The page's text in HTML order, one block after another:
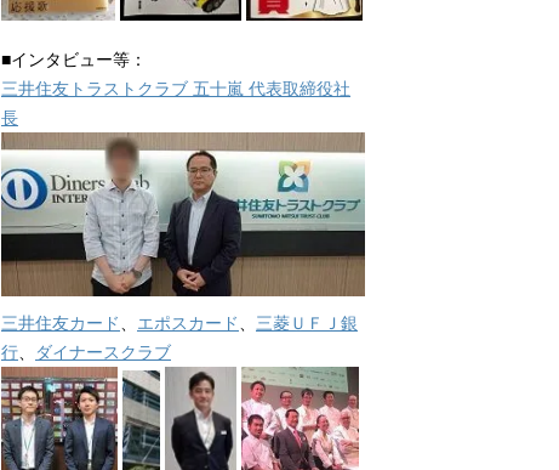
■インタビュー等：
三井住友トラストクラブ 五十嵐 代表取締役社
長
三井住友カード エポスカード
三菱ＵＦＪ銀
行
ダイナースクラブ